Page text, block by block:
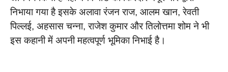
निभाया गया है इसके अलावा रंजन राज, आलम खान, रेवती
पिल्लई, अहसास चन्ना, राजेश कुमार और तिलोत्तमा शोम ने भी
इस कहानी में अपनी महत्वपूर्ण भूमिका निभाई है।